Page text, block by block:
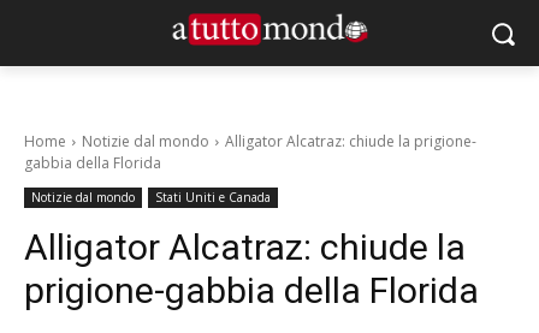
Home Notizie dal mondo
Alligator Alcatraz: chiude la prigione-
gabbia della Florida
Notizie dal mondo Stati Uniti e Canada
Alligator Alcatraz: chiude la
prigione-gabbia della Florida